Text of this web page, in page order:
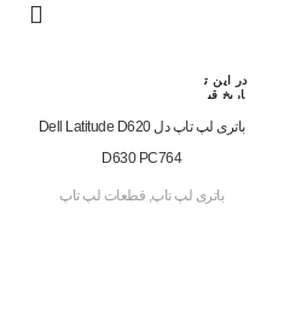
در این ت
اریخ قب
شده اس
ت
باتری لپ تاپ دل Dell Latitude D620
D630 PC764
باتری لپ تاپ, قطعات لپ تاپ